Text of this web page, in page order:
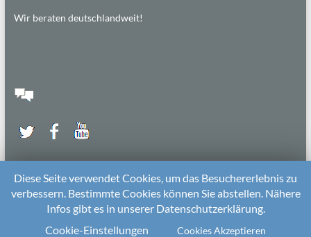
Wir beraten deutschlandweit!
2026 beiDie KitarechtlerUnterstützt von:WordPress. Theme: Spacious von
ThemeGrill
Diese Seite verwendet Cookies, um das Besuchererlebnis zu
verbessern. Bestimmte Cookies können Sie abstellen. Nähere
Infos gibt es in unserer Datenschutzerklärung.
Cookie-Einstellungen
Cookies Akzeptieren